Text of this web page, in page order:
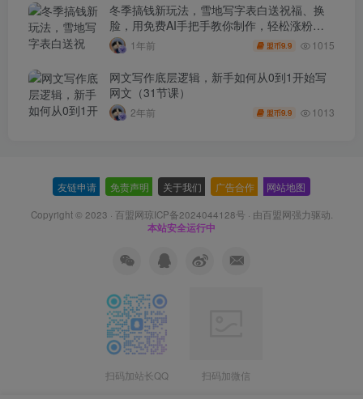
冬季搞钱新玩法，雪地写字表白送祝福、换
脸，用免费AI手把手教你制作，轻松涨粉
3.5w，接单到手软
1年前 盟币9.9 1015
网文写作底层逻辑，新手如何从0到1开始写
网文（31节课）
2年前 盟币9.9 1013
友链申请 免责声明 关于我们 广告合作 网站地图
Copyright © 2023 · 百盟网琼ICP备2024044128号 · 由百盟网强力驱动.
本站安全运行中
扫码加站长QQ 扫码加微信